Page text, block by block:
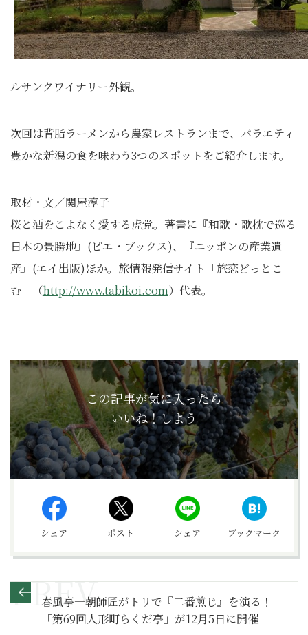
ルサンクワイナリー外観。
次回は背脂ラーメンから農家レストランまで、バラエティ
豊かな新潟の食を味わう3つのスポットをご紹介します。
取材・文／関屋淳子
桜と酒をこよなく愛する虎党。著書に『和歌・歌枕で巡る
日本の景勝地』(ピエ・ブックス)、『ニッポンの産業遺
産』(エイ出版)ほか。旅情報発信サイト「旅恋どっとこ
む」（http://www.tabikoi.com）代表。
この記事が気に入ったら
いいね！しよう
シェア ポスト シェア ブックマーク
春風亭一朝師匠がトリで『二番煎じ』を演る！
「第69回人形町らくだ亭」が12月5日に開催